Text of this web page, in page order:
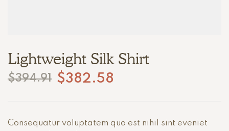
Lightweight Silk Shirt
$394.91 $382.58
Consequatur voluptatem quo est nihil sint eveniet